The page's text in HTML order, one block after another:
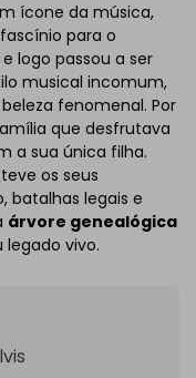
ícone da música,
para o
logo passou a ser
musical incomum,
fenomenal. Por
que desfrutava
a sua única filha.
os seus
batalhas legais e
árvore genealógica
vivo.